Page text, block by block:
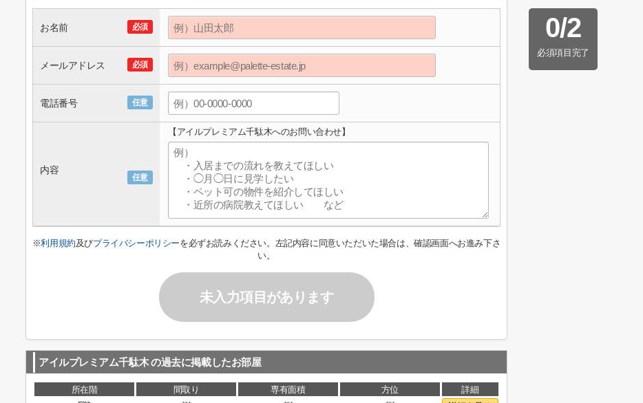
0/2
必須項目完了
必須
お名前
必須
メールアドレス
任意
電話番号
任意
内容
【アイルプレミアム千駄木へのお問い合わせ】
※利用規約及びプライバシーポリシーを必ずお読みください。左記内容に同意いただいた場合は、確認画面へお進み下さ
い。
未入力項目があります
アイルプレミアム千駄木の過去に掲載したお部屋
所在階 間取り 専有面積 方位
詳細